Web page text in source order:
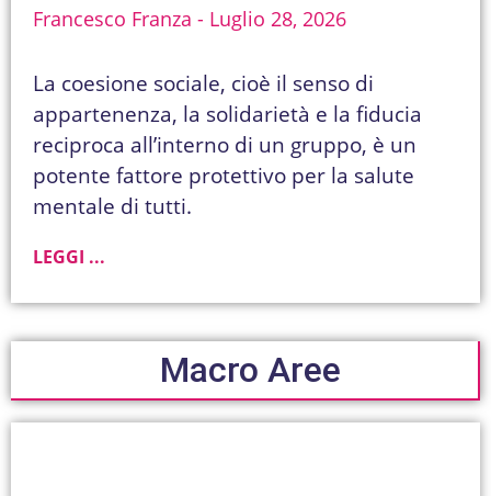
Francesco Franza Luglio 28, 2026
La coesione sociale, cioè il senso di
appartenenza, la solidarietà e la fiducia
reciproca all’interno di un gruppo, è un
potente fattore protettivo per la salute
mentale di tutti.
LEGGI ...
Macro Aree